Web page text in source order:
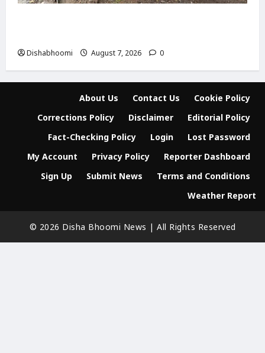
Dishabhoomi August 7, 2026 0
About Us Contact Us
Cookie Policy
Corrections Policy
Disclaimer
Editorial Policy
Fact-Checking Policy
Login
Lost Password
My Account
Privacy Policy
Reporter Dashboard
Sign Up
Submit News
Terms and Conditions
Weather Report